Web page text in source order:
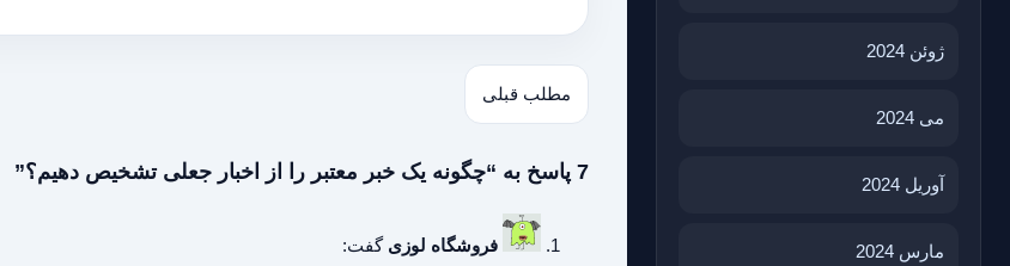
ژوئن 2024
می 2024
آوریل 2024
مارس 2024
مطلب قبلی
7 پاسخ به “چگونه یک خبر معتبر را از اخبار جعلی تشخیص دهیم؟”
فروشگاه لوزی گفت: